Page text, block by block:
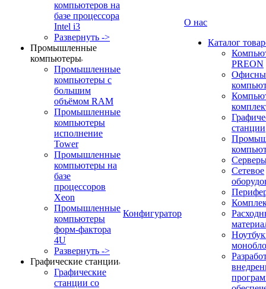
компьютеров на
базе процессора
Intel i3
Развернуть ->
Промышленные
компьютеры
Промышленные
компьютеры с
большим
объёмом RAM
Промышленные
компьютеры
исполнение
Tower
Промышленные
компьютеры на
базе
процессоров
Xeon
Промышленные
компьютеры
форм-фактора
4U
Развернуть ->
Графические станции
Графические
станции со
Конфигуратор
О нас
Каталог
PREON
станции
Сетевое